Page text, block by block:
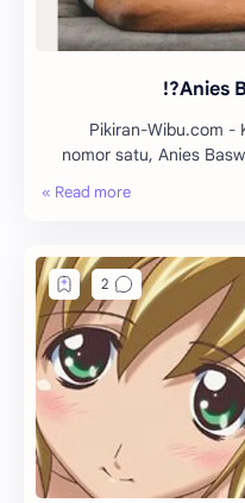
Anies
Pikiran-Wibu.com - Kalian Tahu Gak? Calon Presiden
nomor satu, Anies
mulai